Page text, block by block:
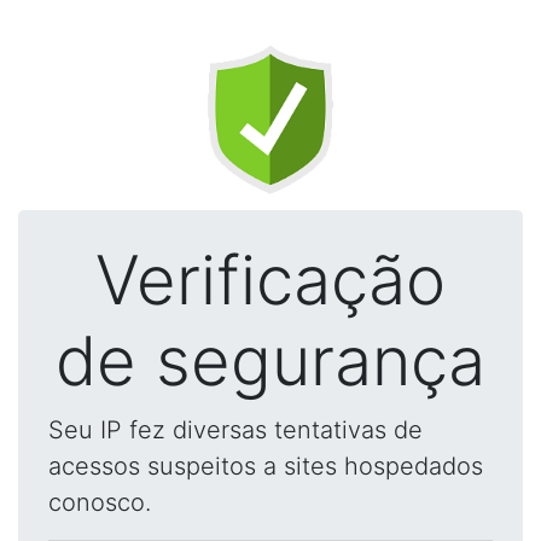
Verificação
de segurança
Seu IP fez diversas tentativas de
acessos suspeitos a sites hospedados
conosco.